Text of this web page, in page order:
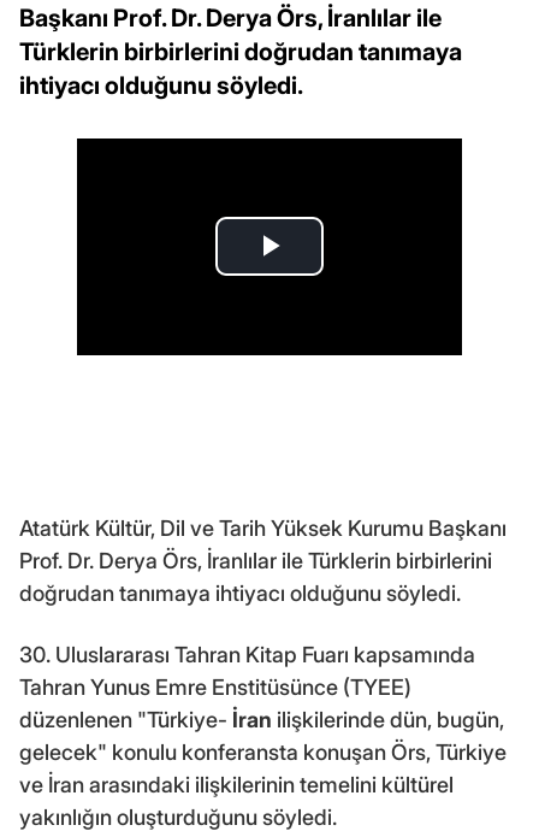
Başkanı Prof. Dr. Derya Örs, İranlılar ile
Türklerin birbirlerini doğrudan tanımaya
ihtiyacı olduğunu söyledi.
Atatürk Kültür, Dil ve Tarih Yüksek Kurumu Başkanı
Prof. Dr. Derya Örs, İranlılar ile Türklerin birbirlerini
doğrudan tanımaya ihtiyacı olduğunu söyledi.
30. Uluslararası Tahran Kitap Fuarı kapsamında
Tahran Yunus Emre Enstitüsünce (TYEE)
düzenlenen "Türkiye- İran ilişkilerinde dün, bugün,
gelecek" konulu konferansta konuşan Örs, Türkiye
ve İran arasındaki ilişkilerinin temelini kültürel
yakınlığın oluşturduğunu söyledi.